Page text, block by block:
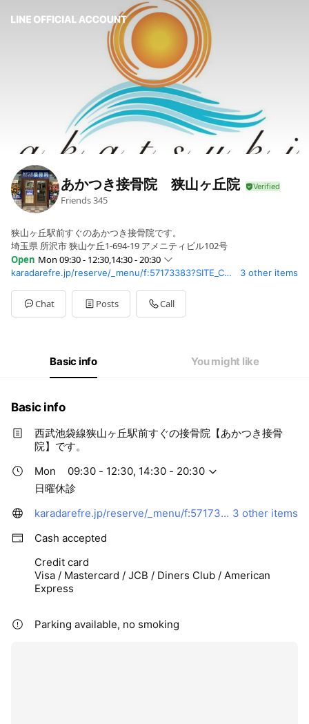
あかつき接骨院 狭山ヶ丘院
Friends345
狭山ヶ丘駅前すぐのあかつき接骨院です。
埼玉県 所沢市 狭山ケ丘1-694-19 アメニティビル102号
Open Mon 09:30 - 12:30,14:30 - 20:30
SunClosed
Mon09:30 - 12:30,14:30 - 20:30
Tue09:30 - 12:30,14:30 - 20:30
Wed09:30 - 12:30,14:30 - 20:30
09:30 - 13:30,14:30 - 18:30
karadarefre.jp/reserve/_menu/f:57173383?SITE_CODE=hp 3 other items
Chat Posts Call
Basic info You might like
Basic info
西武池袋線狭山ヶ丘駅前すぐの接骨院【あかつき接骨
院】です。
Mon
09:30 - 12:30, 14:30 - 20:30
日曜休診
karadarefre.jp/reserve/_menu/f:57173383?SITE_CODE=hp 3 other items
Cash accepted
Credit card
Visa / Mastercard / JCB / Diners Club / American
Express
Parking available, no smoking